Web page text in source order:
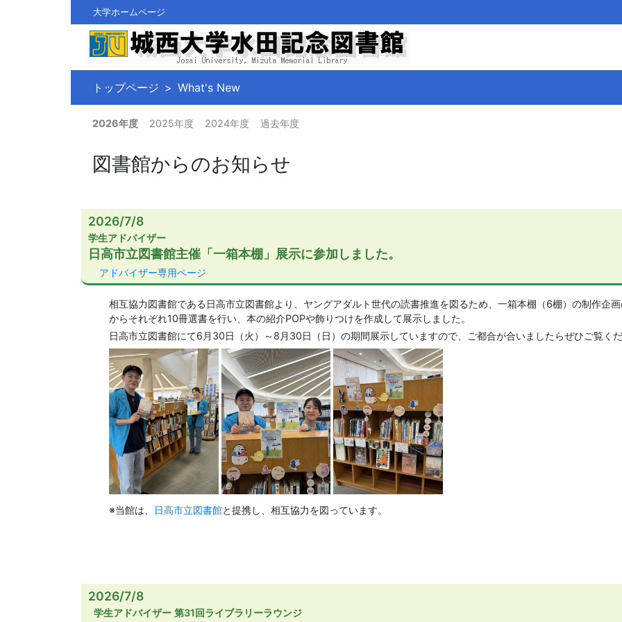
大学ホームページ
トップページ What's New
2026年度 2025年度 2024年度 過去年度
図書館からのお知らせ
2026/7/8
学生アドバイザー
日高市立図書館主催「一箱本棚」展示に参加しました。
アドバイザー専用ページ
相互協力図書館である日高市立図書館より、ヤングアダルト世代の読書推進を図るため、一箱本棚（6棚）の制作企
からそれぞれ10冊選書を行い、本の紹介POPや飾りつけを作成して展示しました。
日高市立図書館にて6月30日（火）～8月30日（日）の期間展示していますので、ご都合が合いましたらぜひご覧く
※当館は、 日高市立図書館と提携し、相互協力を図っています。
2026/7/8
学生アドバイザー 第31回ライブラリーラウンジ